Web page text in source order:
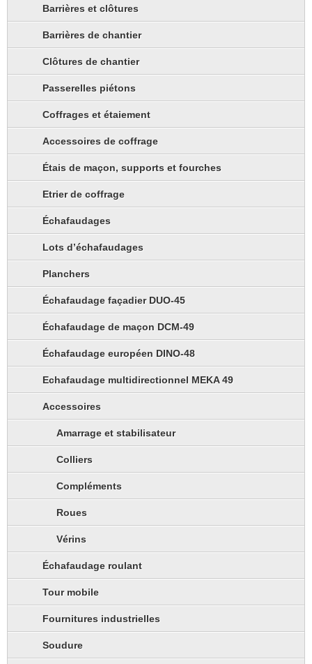
Barrières et clôtures
Barrières de chantier
Clôtures de chantier
Passerelles piétons
Coffrages et étaiement
Accessoires de coffrage
Étais de maçon, supports et fourches
Etrier de coffrage
Échafaudages
Lots d’échafaudages
Planchers
Échafaudage façadier DUO-45
Échafaudage de maçon DCM-49
Échafaudage européen DINO-48
Echafaudage multidirectionnel MEKA 49
Accessoires
Amarrage et stabilisateur
Colliers
Compléments
Roues
Vérins
Échafaudage roulant
Tour mobile
Fournitures industrielles
Soudure